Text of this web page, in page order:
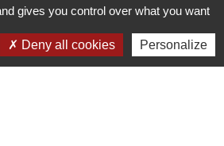
gives you control over what you want
Deny all cookies Personalize